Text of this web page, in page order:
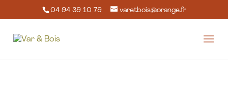
04 94 39 10 79 varetbois@orange.fr